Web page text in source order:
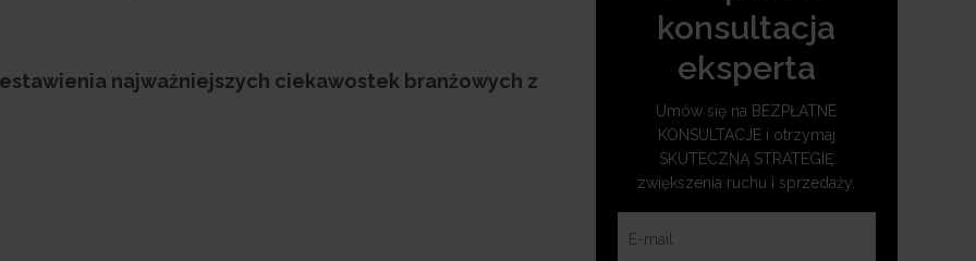
najważniejszych ciekawostek branżowych z
konsultacja
eksperta
Umów się na BEZPŁATNE
KONSULTACJE i otrzymaj
SKUTECZNĄ STRATEGIĘ
zwiększenia ruchu i sprzedaży.